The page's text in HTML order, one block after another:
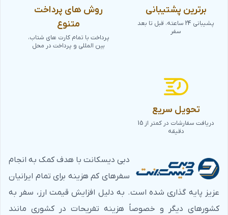
برترین پشتیبانی
پشیبانی 24 ساعته، قبل تا بعد
سفر
روش های پرداخت
متنوع
پرداخت با تمام کارت های شتاب،
بین المللی و پرداخت در محل
تحویل سریع
دریافت سفارشات در کمتر از 15
دقیقه
دبی دیسکانت با هدف کمک به انجام
سفرهای کم هزینه برای تمام ایرانیان
عزیز پایه گذاری شده است. به دلیل افزایش قیمت ارز، سفر به
کشورهای دیگر و خصوصاً هزینه تفریحات در کشوری مانند